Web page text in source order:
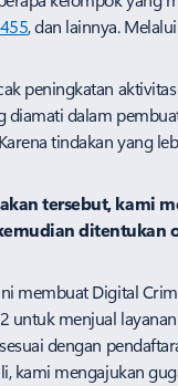
, dan lainnya.
peningkatan
diamati dalam
tindakan yang
tersebut, kami
ditentukan
membuat Digital
untuk menjual
dengan
kami mengajukan